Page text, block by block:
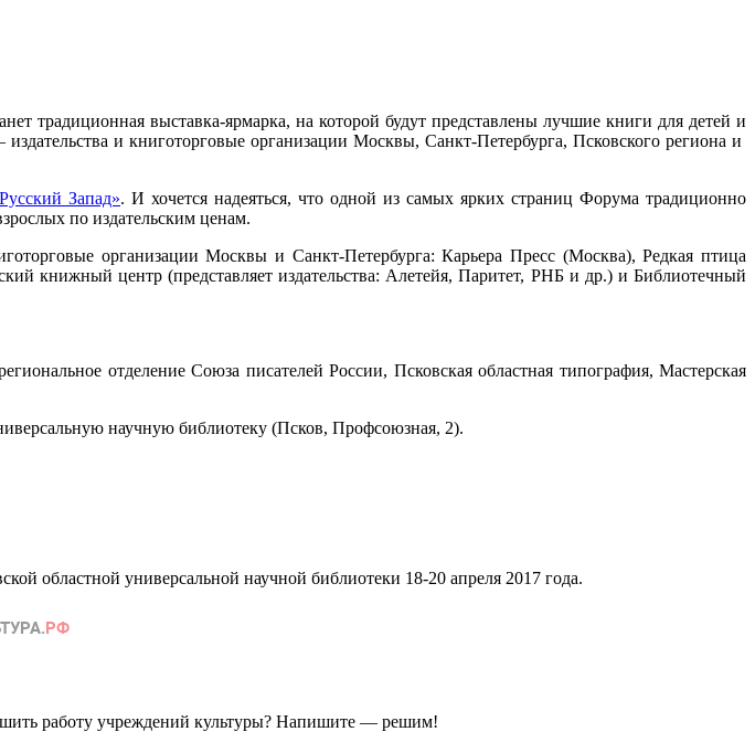
традиционная выставка-ярмарка, на которой будут представлены лучшие книги для детей и
и книготорговые организации Москвы, Санкт-Петербурга, Псковского региона и
Запад». И хочется надеяться, что одной из самых ярких страниц Форума традиционно
по издательским ценам.
организации Москвы и Санкт-Петербурга: Карьера Пресс (Москва), Редкая птица
книжный центр (представляет издательства: Алетейя, Паритет, РНБ и др.) и Библиотечный
отделение Союза писателей России, Псковская областная типография, Мастерская
научную библиотеку (Псков, Профсоюзная, 2).
областной универсальной научной библиотеки 18-20 апреля 2017 года.
работу учреждений культуры? Напишите — решим!